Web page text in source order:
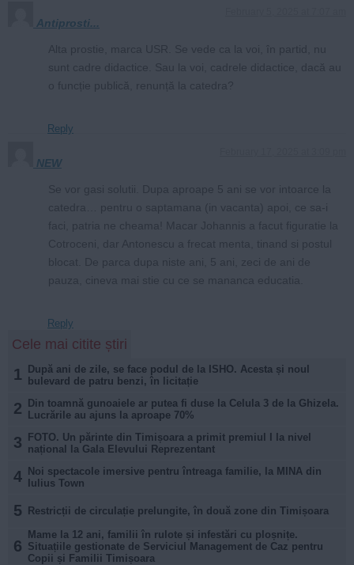
Antiprosti...
Reply
NEW
Reply
Cele mai citite știri
1
După ani de zile, se face podul de la ISHO. Acesta și noul
bulevard de patru benzi, în licitație
2
Din toamnă gunoaiele ar putea fi duse la Celula 3 de la Ghizela.
Lucrările au ajuns la aproape 70%
3
FOTO. Un părinte din Timișoara a primit premiul I la nivel
național la Gala Elevului Reprezentant
4
Noi spectacole imersive pentru întreaga familie, la MINA din
Iulius Town
5 Restricții de circulație prelungite, în două zone din Timișoara
6
Mame la 12 ani, familii în rulote și infestări cu ploșnițe.
Situațiile gestionate de Serviciul Management de Caz pentru
Copii și Familii Timișoara